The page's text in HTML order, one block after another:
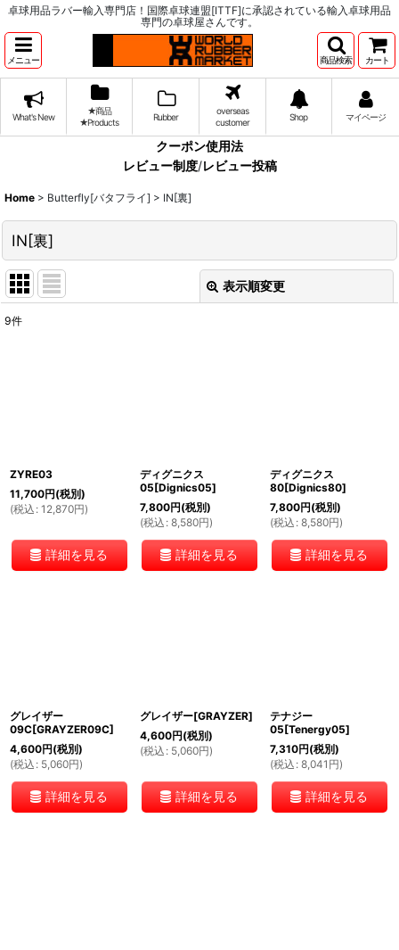
卓球用品ラバー輸入専門店！国際卓球連盟[ITTF]に承認されている輸入卓球用品
専門の卓球屋さんです。
メニュー 商品検索 カート
What's New
★商品
★Products
Rubber
overseas
customer
Shop マイページ
クーポン使用法
レビュー制度/レビュー投稿
Home > Butterfly[バタフライ] > IN[裏]
IN[裏]
表示順変更
9件
ZYRE03
11,700円(税別)
(税込 : 12,870円)
詳細を見る
ディグニクス
05[Dignics05]
7,800円(税別)
(税込 : 8,580円)
詳細を見る
ディグニクス
80[Dignics80]
7,800円(税別)
(税込 : 8,580円)
詳細を見る
グレイザー
09C[GRAYZER09C]
4,600円(税別)
(税込 : 5,060円)
詳細を見る
グレイザー[GRAYZER]
4,600円(税別)
(税込 : 5,060円)
詳細を見る
テナジー
05[Tenergy05]
7,310円(税別)
(税込 : 8,041 円)
詳細を見る